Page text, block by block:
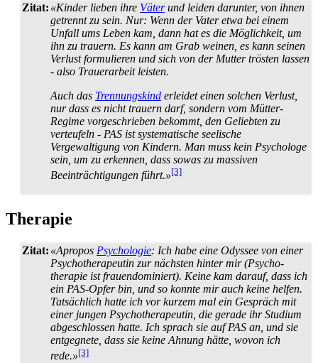
Zitat: «Kinder lieben ihre Väterund leiden darunter, von ihnen
getrennt zu sein. Nur: Wenn der Vater etwa bei einem
Unfall ums Leben kam, dann hat es die Möglichkeit, um
ihn zu trauern. Es kann am Grab weinen, es kann seinen
Verlust formulieren und sich von der Mutter trösten lassen
- also Trauerarbeit leisten.
Auch das Trennungskind erleidet einen solchen Verlust,
nur dass es nicht trauern darf, sondern vom Mütter-
Regime vorgeschrieben bekommt, den Geliebten zu
verteufeln - PAS ist systematische seelische
Vergewaltigung von Kindern. Man muss kein Psychologe
sein, um zu erkennen, dass sowas zu massiven
Beeinträchtigungen führt.»[3]
Therapie
Zitat: «Apropos Psychologie: Ich habe eine Odyssee von einer
Psycho­therapeutin zur nächsten hinter mir (Psycho­
therapie ist frauen­dominiert). Keine kam darauf, dass ich
ein PAS-Opfer bin, und so konnte mir auch keine helfen.
Tatsächlich hatte ich vor kurzem mal ein Gespräch mit
einer jungen Psycho­therapeutin, die gerade ihr Studium
abgeschlossen hatte. Ich sprach sie auf PAS an, und sie
entgegnete, dass sie keine Ahnung hätte, wovon ich
rede.»[3]